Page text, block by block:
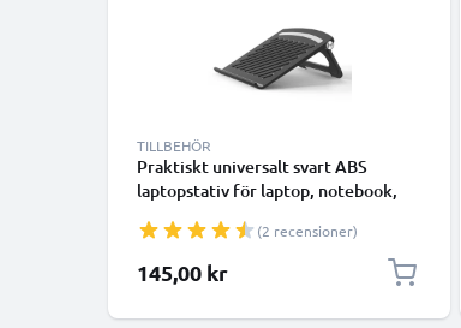
TILLBEHÖR
Praktiskt universalt svart ABS
laptopstativ för laptop, notebook,
vinkel - förenklar och optimerar
notebookens ventilation
(2 recensioner)
145,00 kr